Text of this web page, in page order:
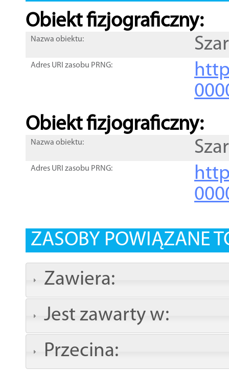
Obiekt fizjograficzny:
Nazwa obiektu:
Adres URI zasobu PRNG:
Obiekt fizjograficzny:
Nazwa obiektu:
Adres URI zasobu PRNG:
ZASOBY POWIĄZANE
Zawiera:
Jest zawarty w:
Przecina: